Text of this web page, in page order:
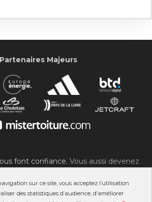
sur ce site, vous acceptez l’utilisation
des statistiques d’audience, d’améliorer
Partenaires Majeurs
font confiance. Vous aussi devenez